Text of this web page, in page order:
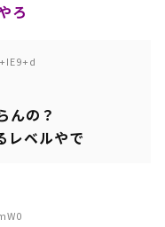
ろ
んの？
レベルやで